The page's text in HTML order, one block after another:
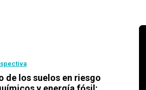
de los suelos en riesgo